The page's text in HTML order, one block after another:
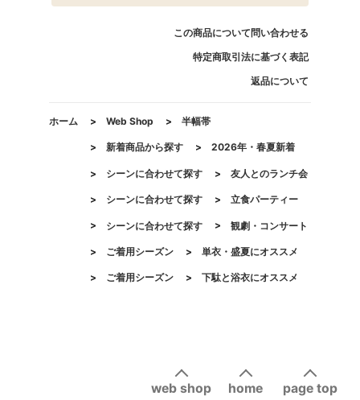
この商品について問い合わせる
特定商取引法に基づく表記
返品について
ホーム > Web Shop > 半幅帯
> 新着商品から探す > 2026年・春夏新着
> シーンに合わせて探す > 友人とのランチ会
> シーンに合わせて探す > 立食パーティー
> シーンに合わせて探す > 観劇・コンサート
> ご着用シーズン > 単衣・盛夏にオススメ
> ご着用シーズン > 下駄と浴衣にオススメ
page top
home
web shop